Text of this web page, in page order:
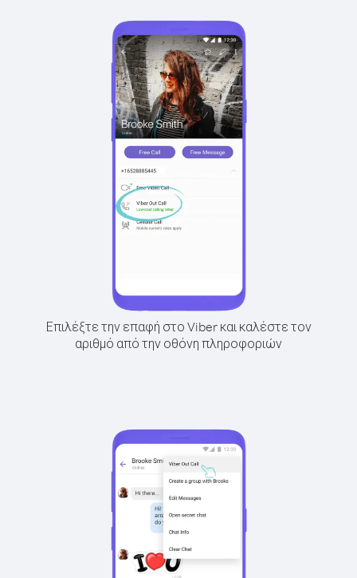
Επιλέξτε την επαφή στο Viber και καλέστε τον
αριθμό από την οθόνη πληροφοριών